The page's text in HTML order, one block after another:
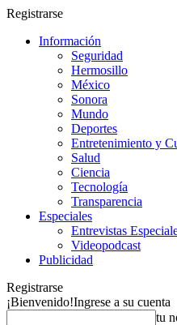
Registrarse
Información
Seguridad
Hermosillo
México
Sonora
Mundo
Deportes
Entretenimiento y
Salud
Ciencia
Tecnología
Transparencia
Especiales
Entrevistas
Videopodcast
Publicidad
Registrarse
¡Bienvenido!Ingrese a su cuenta
tu